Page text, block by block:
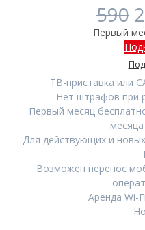
590
Первый
ТВ-приставка или
Нет штрафов при
Первый месяц
Для действующих и
Возможен перенос
Аренда Wi-